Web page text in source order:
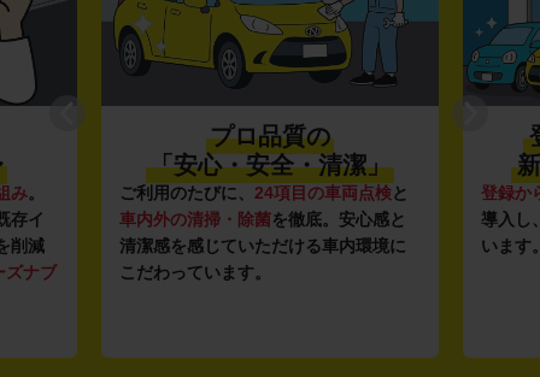
み。
存イ
削減
ズナブ
プロ品質の
「安心・安全・清潔」
ご利用のたびに、 24項目の車両点検と
車内外の清掃・除菌を徹底。安心感と
清潔感を感じていただける車内環境に
こだわっています。
登録か
導入し
います